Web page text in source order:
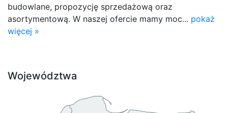
budowlane, propozycję sprzedażową oraz
asortymentową. W naszej ofercie mamy moc... pokaż
więcej »
Województwa